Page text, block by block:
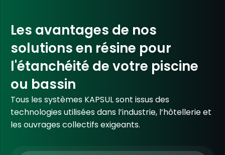
Les avantages de nos
solutions en résine pour
l'étanchéité de votre piscine
ou bassin
Tous les systèmes KAPSUL sont issus des
technologies utilisées dans l’industrie, l’hôtellerie et
les ouvrages collectifs exigeants.